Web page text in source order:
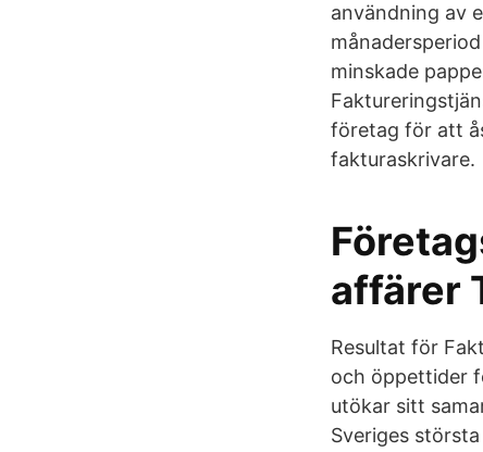
användning av
minskade
företag för att
fakturaskrivare.
affärer
Resultat för
och öppettider
utökar sitt
Sveriges